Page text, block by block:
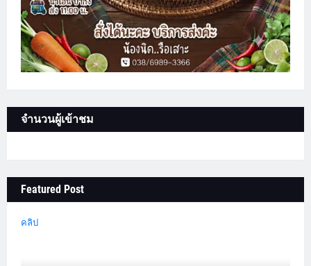
จำนวนผู้เข้าชม
Featured Post
คลิป